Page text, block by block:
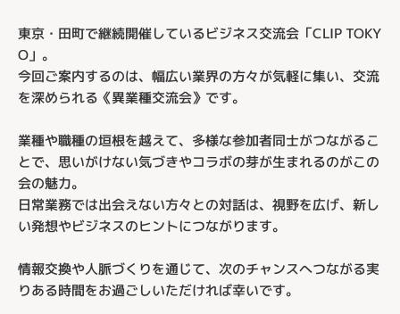
東京・田町で継続開催しているビジネス交流会「CLIP TOKY
O」。
今回ご案内するのは、幅広い業界の方々が気軽に集い、交流
を深められる《異業種交流会》です。
業種や職種の垣根を越えて、多様な参加者同士がつながるこ
とで、思いがけない気づきやコラボの芽が生まれるのがこの
会の魅力。
日常業務では出会えない方々との対話は、視野を広げ、新し
い発想やビジネスのヒントにつながります。
情報交換や人脈づくりを通じて、次のチャンスへつながる実
りある時間をお過ごしいただければ幸いです。